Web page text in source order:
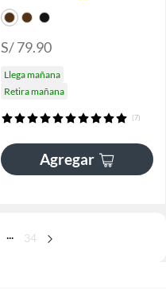
S/ 79.90
Llega mañana
Retira mañana
(7)
Agregar
34